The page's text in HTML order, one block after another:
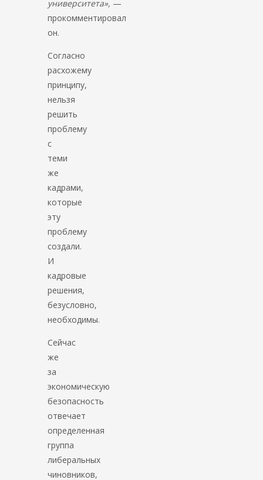
университета», —
прокомментировал
он.
Согласно
расхожему
принципу,
нельзя
решить
проблему
с
теми
же
кадрами,
которые
эту
проблему
создали.
И
кадровые
решения,
безусловно,
необходимы.
Сейчас
же
за
экономическую
безопасность
отвечает
определенная
группа
либеральных
чиновников,